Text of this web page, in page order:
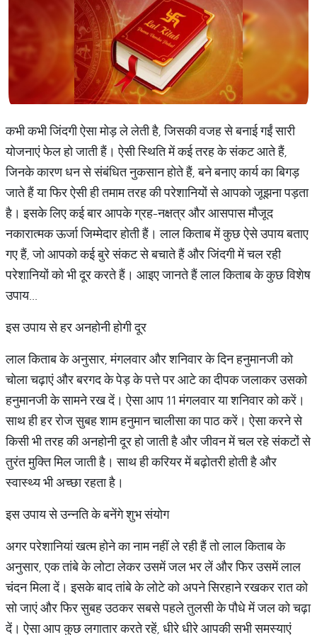
कभी कभी जिंदगी ऐसा मोड़ ले लेती है, जिसकी वजह से बनाई गईं सारी
योजनाएं फेल हो जाती हैं। ऐसी स्थिति में कई तरह के संकट आते हैं,
जिनके कारण धन से संबंधित नुकसान होते हैं, बने बनाए कार्य का बिगड़
जाते हैं या फिर ऐसी ही तमाम तरह की परेशानियों से आपको जूझना पड़ता
है। इसके लिए कई बार आपके ग्रह-नक्षत्र और आसपास मौजूद
नकारात्मक ऊर्जा जिम्मेदार होती हैं। लाल किताब में कुछ ऐसे उपाय बताए
गए हैं, जो आपको कई बुरे संकट से बचाते हैं और जिंदगी में चल रही
परेशानियों को भी दूर करते हैं। आइए जानते हैं लाल किताब के कुछ विशेष
उपाय...
इस उपाय से हर अनहोनी होगी दूर
लाल किताब के अनुसार, मंगलवार और शनिवार के दिन हनुमानजी को
चोला चढ़ाएं और बरगद के पेड़ के पत्ते पर आटे का दीपक जलाकर उसको
हनुमानजी के सामने रख दें। ऐसा आप 11 मंगलवार या शनिवार को करें।
साथ ही हर रोज सुबह शाम हनुमान चालीसा का पाठ करें। ऐसा करने से
किसी भी तरह की अनहोनी दूर हो जाती है और जीवन में चल रहे संकटों से
तुरंत मुक्ति मिल जाती है। साथ ही करियर में बढ़ोतरी होती है और
स्वास्थ्य भी अच्छा रहता है।
इस उपाय से उन्नति के बनेंगे शुभ संयोग
अगर परेशानियां खत्म होने का नाम नहीं ले रही हैं तो लाल किताब के
अनुसार, एक तांबे के लोटा लेकर उसमें जल भर लें और फिर उसमें लाल
चंदन मिला दें। इसके बाद तांबे के लोटे को अपने सिरहाने रखकर रात को
सो जाएं और फिर सुबह उठकर सबसे पहले तुलसी के पौधे में जल को चढ़ा
दें। ऐसा आप कुछ लगातार करते रहें, धीरे धीरे आपकी सभी समस्याएं